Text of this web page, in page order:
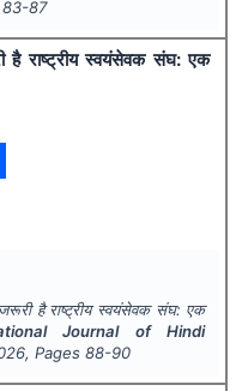
83-87
है राष्ट्रीय स्वयंसेवक संघ: एक
है राष्ट्रीय स्वयंसेवक संघ: एक
Journal of Hindi
, Pages 88-90